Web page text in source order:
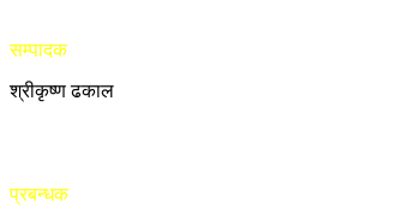
सम्पादक
श्रीकृष्ण ढकाल
प्रबन्धक